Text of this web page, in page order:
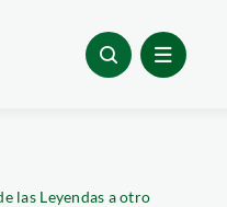
las Leyendas a otro